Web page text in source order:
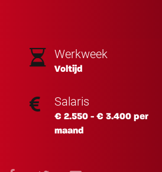
Werkweek
Voltijd
Salaris
€ 2.550 - € 3.400 per
maand